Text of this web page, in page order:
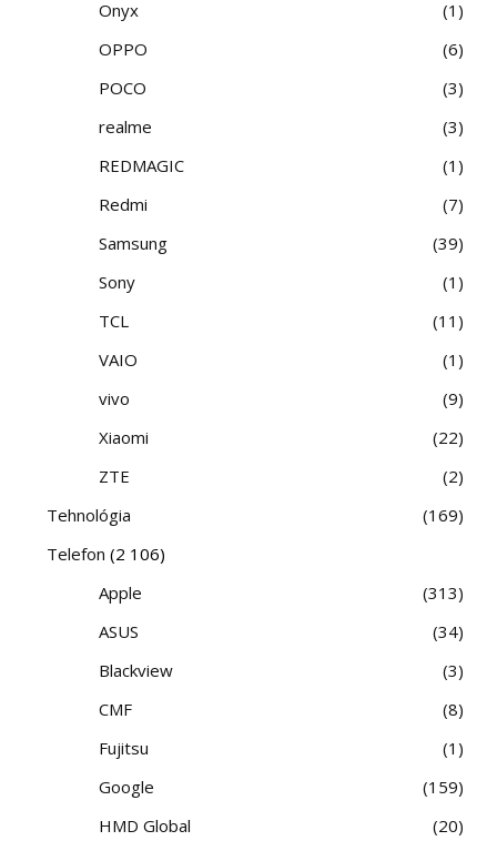
Onyx
1
OPPO
6
POCO
3
realme
3
REDMAGIC
1
Redmi
7
Samsung
39
Sony
1
TCL
11
VAIO
1
vivo
9
Xiaomi
22
ZTE
2
Tehnológia
169
Telefon (2 106)
Apple
313
ASUS
34
Blackview
3
CMF
8
Fujitsu
1
Google
159
HMD Global
20